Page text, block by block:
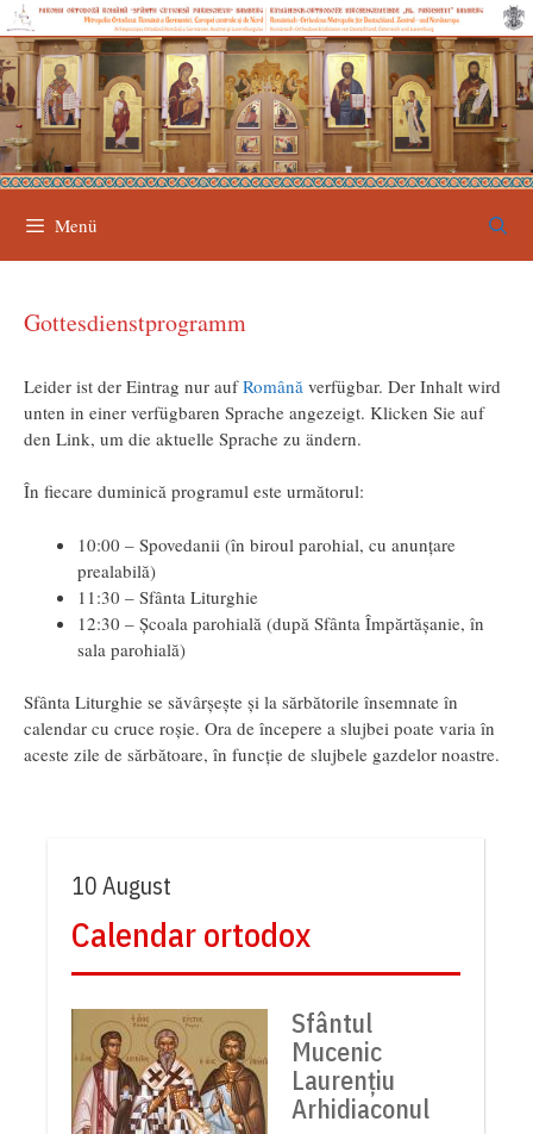
Zum
Inhalt
springen
Menü
Gottesdienstprogramm
Leider ist der Eintrag nur aufRomână verfügbar. Der Inhalt wird
unten in einer verfügbaren Sprache angezeigt. Klicken Sie auf
den Link, um die aktuelle Sprache zu ändern.
În fiecare duminică programul este următorul:
10:00 – Spovedanii (în biroul parohial, cu anunțare
prealabilă)
11:30 – Sfânta Liturghie
12:30 – Școala parohială (după Sfânta Împărtășanie, în
sala parohială)
Sfânta Liturghie se săvârșește și la sărbătorile însemnate în
calendar cu cruce roșie. Ora de începere a slujbei poate varia în
aceste zile de sărbătoare, în funcție de slujbele gazdelor noastre.
10 August
Calendar ortodox
Sfântul
Mucenic
Laurențiu
Arhidiaconul